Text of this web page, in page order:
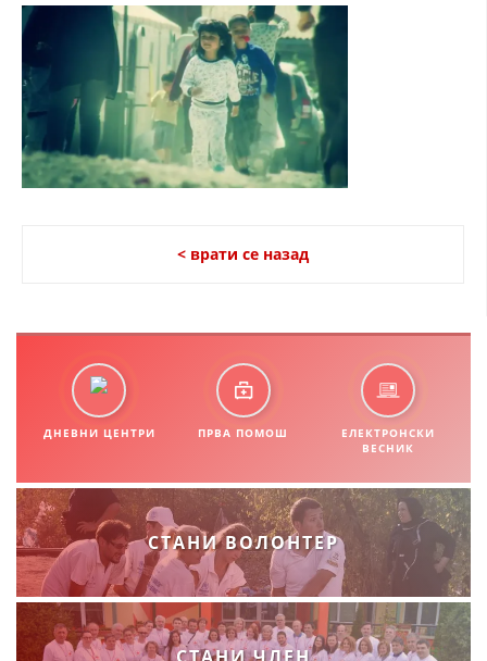
HISTORIA E KRYQIT TË KUQ
ИСТОРИЈАТ НА ДВИЖЕЊЕТО
СТРУКТУРА НА ОРГАНИЗАЦИЈАТА
ЧЛЕНСТВО ВО ПРОФЕСИОНАЛНИ ТЕЛА
СТАТУТ НА ЦКРМ
ОРГАНИЗАЦИЈА И РАЗВОЈ
РАКОВОДЕН ОДБОР
СОБРАНИЕ
СТРУКТУРА И ОРГАНИЗАЦИОНА ПОСТАВЕНОСТ
< врати се назад
ДНЕВНИ ЦЕНТРИ ПРВА ПОМОШ
ЕЛЕКТРОНСКИ
ВЕСНИК
СТАНИ ВОЛОНТЕР